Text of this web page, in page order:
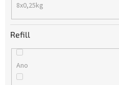
8x0,25kg
Refill
Ano